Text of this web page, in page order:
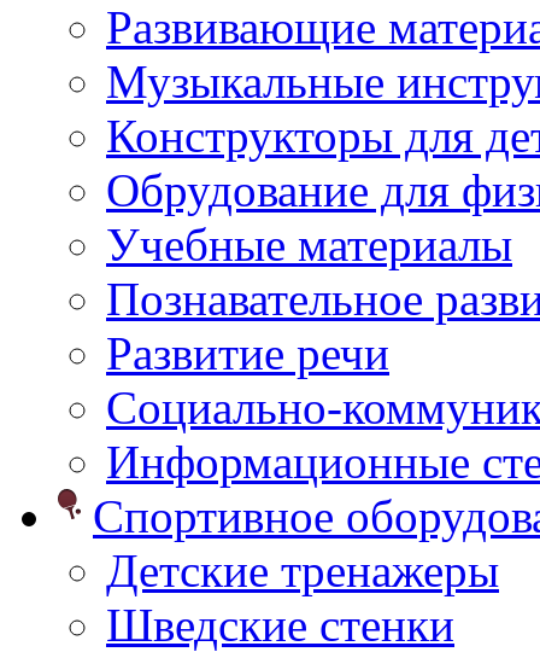
Развивающие
Музыкальные
Конструкторы для
Обрудование для
Учебные материалы
Познавательное
Развитие речи
Социально-
Информационные
Спортивное
Детские тренажеры
Шведские стенки